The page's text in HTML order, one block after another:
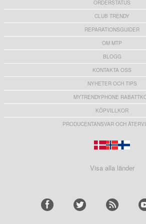
ORDERSTATUS
CLUB TRENDY
REPARATIONSGUIDER
OM MTP
BLOGG
KONTAKTA OSS
NYHETER OCH TIPS
MYTRENDYPHONE
KÖPVILLKOR
PRODUCENTANSVAR OCH
Visa alla länder